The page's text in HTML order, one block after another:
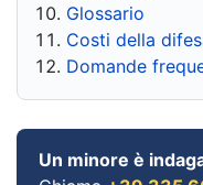
Glossario
Costi della
Domande
Un minore è